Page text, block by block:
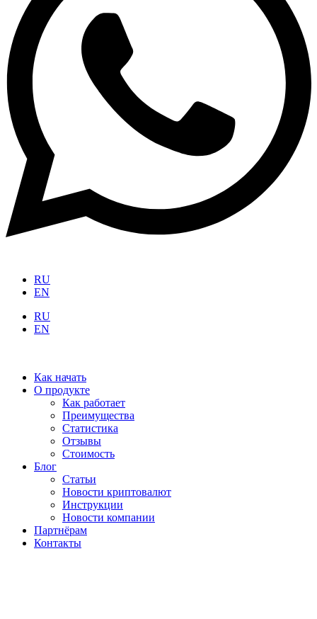
RU
EN
RU
EN
Как начать
О продукте
Как работает
Преимущества
Статистика
Отзывы
Стоимость
Блог
Статьи
Новости криптовалют
Инструкции
Новости компании
Партнёрам
Контакты